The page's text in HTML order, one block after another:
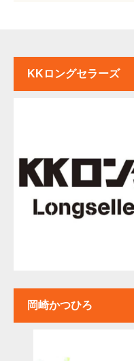
KKロングセラーズ
岡崎かつひろ